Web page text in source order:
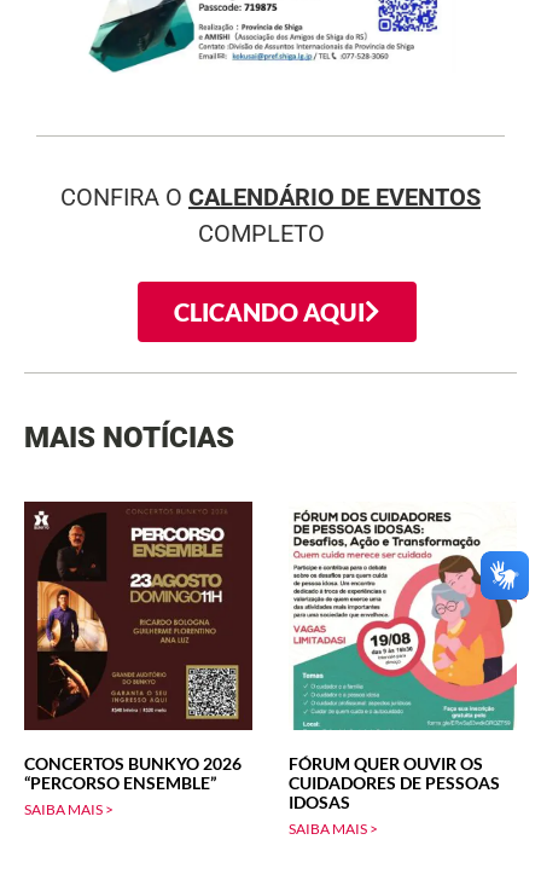
CONFIRA O CALENDÁRIO DE EVENTOS
COMPLETO
CLICANDO AQUI
MAIS NOTÍCIAS
CONCERTOS BUNKYO 2026
“PERCORSO ENSEMBLE”
SAIBA MAIS >
FÓRUM QUER OUVIR OS
CUIDADORES DE PESSOAS
IDOSAS
SAIBA MAIS >